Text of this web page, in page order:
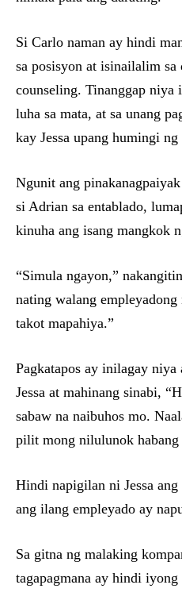
Si Carlo naman ay hindi
sa posisyon at isinailalim
counseling. Tinanggap
luha sa mata, at sa unang
kay Jessa upang humingi ng
Ngunit ang
si Adrian sa entablado,
kinuha ang isang mangkok
“Simula ngayon,”
nating walang
takot mapahiya.”
Pagkatapos ay inilagay niya
Jessa at mahinang sinabi,
sabaw na naibuhos mo.
pilit mong nilulunok habang
Hindi napigilan ni Jessa
ang ilang empleyado ay
Sa gitna ng malaking
tagapagmana ay hindi